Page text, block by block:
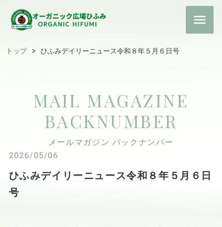
トップ ひふみデイリーニュース令和８年５月６日号
MAIL MAGAZINE
BACKNUMBER
メールマガジン バックナンバー
2026/05/06
ひふみデイリーニュース令和８年５月６日
号